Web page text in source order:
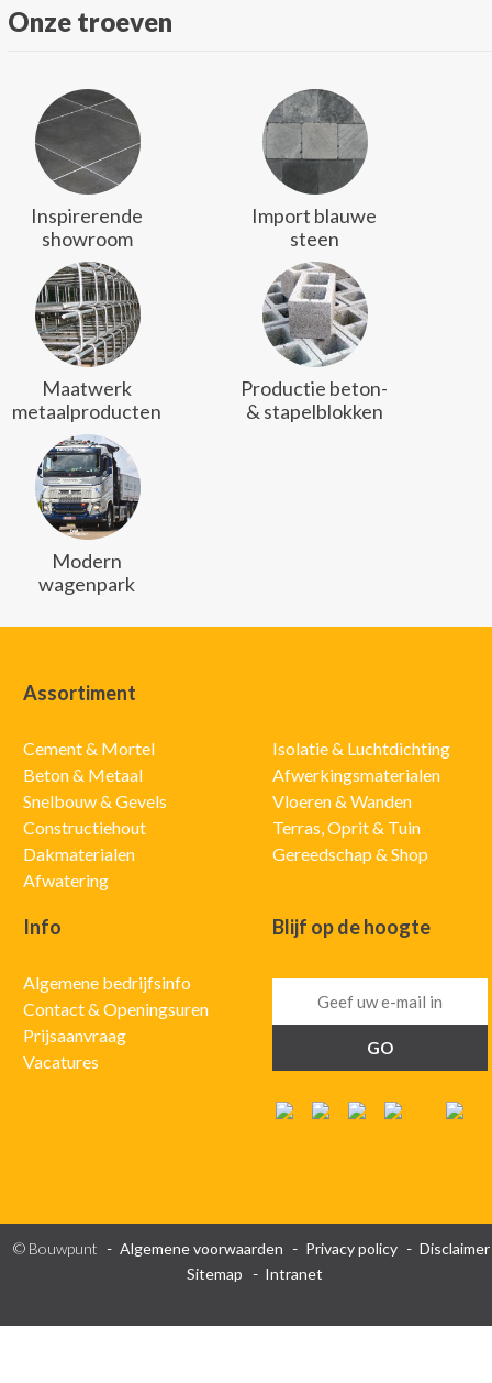
Onze troeven
Inspirerende
showroom
Import blauwe
steen
Maatwerk
metaalproducten
Productie beton-
& stapelblokken
Modern
wagenpark
Assortiment
Cement & Mortel
Beton & Metaal
Snelbouw & Gevels
Constructiehout
Dakmaterialen
Afwatering
Isolatie & Luchtdichting
Afwerkingsmaterialen
Vloeren & Wanden
Terras, Oprit & Tuin
Gereedschap & Shop
Info
Algemene bedrijfsinfo
Contact & Openingsuren
Prijsaanvraag
Vacatures
Blijf op de hoogte
© Bouwpunt Algemene voorwaarden Privacy policy
Disclaimer
Sitemap
Intranet